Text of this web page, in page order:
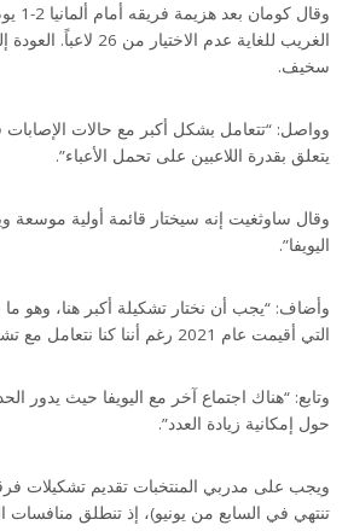
وقال
سخيف.
وواصل: “تتعامل بشكل أكبر مع حالات الإصابات
يتعلق بقدرة اللاعبين على تحمل الأعباء”.
وقال ساوثغيت إنه سيختار قائمة أولية موسعة
اليويفا”.
وأضاف: “يجب أن نختار تشكيلة أكبر هنا، وهو ما
التي أقيمت عام 2021 رغم أننا كنا نتعامل مع تشكيلة من 26 لاعباً حينها”.
وتابع: “هناك اجتماع آخر مع اليويفا حيث يدور
حول إمكانية زيادة العدد”.
ويجب على مدربي المنتخبات تقديم تشكيلات